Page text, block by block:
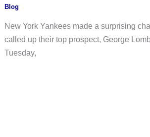
Blog
New York Yankees made a surprising
called up their top prospect, George
Tuesday,